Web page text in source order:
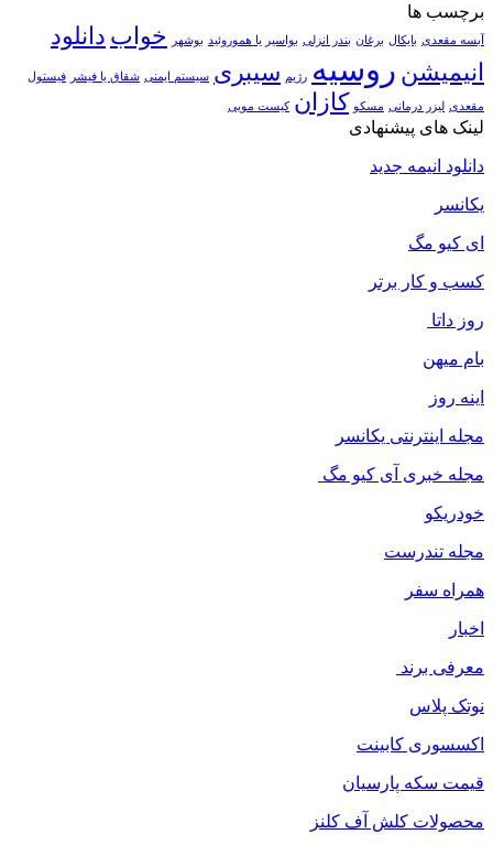
برچسب ها
آبسه مقعدی بایکال برغان بندر انزلی بواسیر یا هموروئید بوشهر خواب دانلود
انیمیشن روسیه رژیم سیبری سیستم ایمنی شقاق یا فیشر فیستول
مقعدی لیزر درمانی مسکو کازان کیست مویی
لینک های پیشنهادی
دانلود انیمه جدید
یکانسر
ای کیو مگ
کسب و کار برتر
روز داتا
بام میهن
اینه روز
مجله اینترنتی یکانسر
مجله خبری آی کیو مگ
خودریکو
مجله‌ تندرست
همراه سفر
اخبار
معرفی برند
نوتک پلاس
اکسسوری کابینت
قیمت سکه پارسیان
محصولات کلش آف کلنز